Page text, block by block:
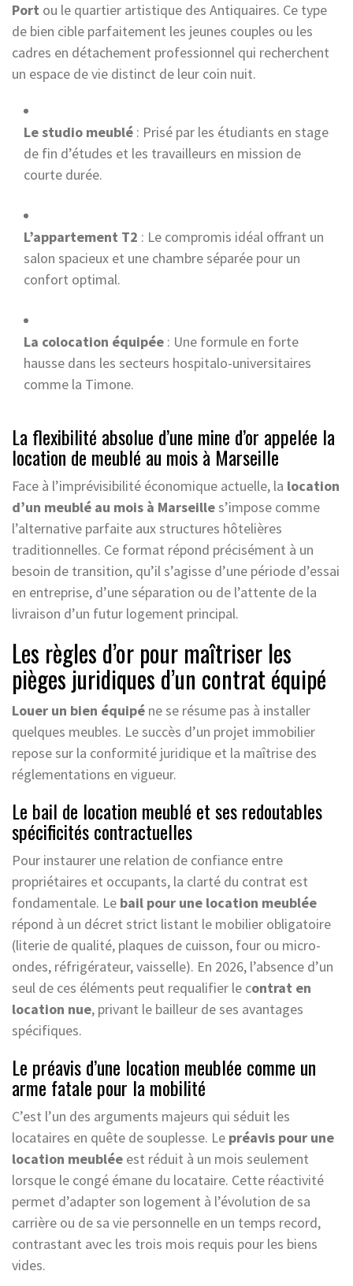
Port ou le quartier artistique des Antiquaires. Ce type
de bien cible parfaitement les jeunes couples ou les
cadres en détachement professionnel qui recherchent
un espace de vie distinct de leur coin nuit.
Le studio meublé : Prisé par les étudiants en stage
de fin d’études et les travailleurs en mission de
courte durée.
L’appartement T2 : Le compromis idéal offrant un
salon spacieux et une chambre séparée pour un
confort optimal.
La colocation équipée : Une formule en forte
hausse dans les secteurs hospitalo-universitaires
comme la Timone.
La flexibilité absolue d’une mine d’or appelée la
location de meublé au mois à Marseille
Face à l’imprévisibilité économique actuelle, la location
d’un meublé au mois à Marseilles’impose comme
l’alternative parfaite aux structures hôtelières
traditionnelles. Ce format répond précisément à un
besoin de transition, qu’il s’agisse d’une période d’essai
en entreprise, d’une séparation ou de l’attente de la
livraison d’un futur logement principal.
Les règles d’or pour maîtriser les
pièges juridiques d’un contrat équipé
Louer un bien équipé ne se résume pas à installer
quelques meubles. Le succès d’un projet immobilier
repose sur la conformité juridique et la maîtrise des
réglementations en vigueur.
Le bail de location meublé et ses redoutables
spécificités contractuelles
Pour instaurer une relation de confiance entre
propriétaires et occupants, la clarté du contrat est
fondamentale. Le bail pour une location meublée
répond à un décret strict listant le mobilier obligatoire
(literie de qualité, plaques de cuisson, four ou micro-
ondes, réfrigérateur, vaisselle). En 2026, l’absence d’un
seul de ces éléments peut requalifier le contrat en
location nue, privant le bailleur de ses avantages
spécifiques.
Le préavis d’une location meublée comme un
arme fatale pour la mobilité
C’est l’un des arguments majeurs qui séduit les
locataires en quête de souplesse. Le préavis pour une
location meublée est réduit à un mois seulement
lorsque le congé émane du locataire. Cette réactivité
permet d’adapter son logement à l’évolution de sa
carrière ou de sa vie personnelle en un temps record,
contrastant avec les trois mois requis pour les biens
vides.